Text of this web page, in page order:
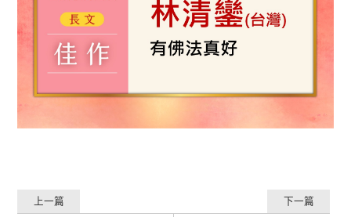
上一篇 下一篇